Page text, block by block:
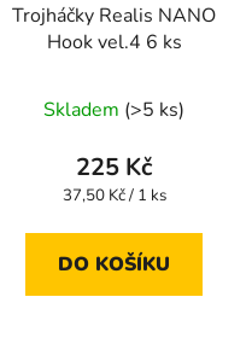
Trojháčky Realis NANO
Hook vel.4 6 ks
Skladem (>5 ks)
225 Kč
Měrná
37,50 Kč / 1 ks
DO KOŠÍKU